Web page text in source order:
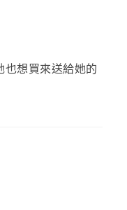
也想買來送給她的